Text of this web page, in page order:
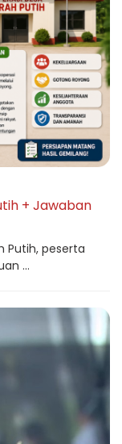
+ Jawaban
Putih, peserta
...